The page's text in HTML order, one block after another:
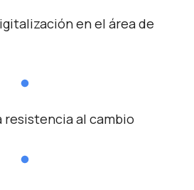
en el área de
resistencia al cambio